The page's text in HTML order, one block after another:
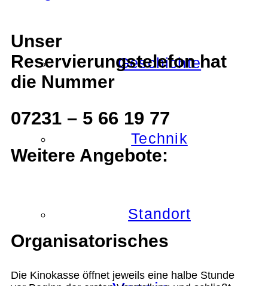
Geschichte
Technik
Standort
Unser
Reservierungstelefon hat
die Nummer
07231 – 5 66 19 77
Weitere Angebote:
Organisatorisches
Die Kinokasse öffnet jeweils eine halbe Stunde